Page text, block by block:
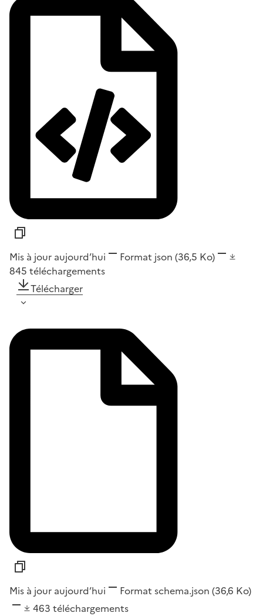
Mis à jour aujourd’hui Format json (36,5 Ko)
845 téléchargements
Télécharger
Mis à jour aujourd’hui Format schema.json (36,6 Ko)
463 téléchargements